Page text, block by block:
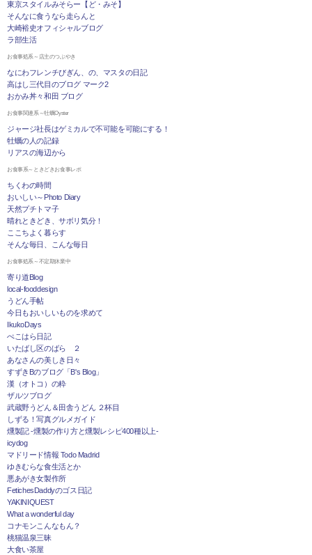
東京スタイルみそらー【ど・みそ】
そんなに食うなら走らんと
大崎裕史オフィシャルブログ
ラ部生活
お食事処系～店主のつぶやき
なにわフレンチびぎん、の、マスタの日記
高はし三代目のブログ マーク2
おかみ丼々和田 ブログ
お食事関連系～牡蠣Oyster
ジャージ社長はゲミカルで不可能を可能にする！
牡蠣の人の記録
リアスの海辺から
お食事系～ときどきお食事レポ
ちくわの時間
おいしい～Photo Diary
天然プチトマ子
晴れときどき、サボリ気分！
ここちよく暮らす
そんな毎日、こんな毎日
お食事処系～不定期休業中
寄り道Blog
local-fooddesign
うどん手帖
今日もおいしいものを求めて
IkukoDays
ぺこはら日記
いたばし区のばら ２
あなさんの美しき日々
すずきBのブログ「B's Blog」
漢（オトコ）の粋
ザルツブログ
武蔵野うどん＆田舎うどん ２杯目
しずる！写真グルメガイド
燻製記 -燻製の作り方と燻製レシピ400種以上-
icydog
マドリード情報 Todo Madrid
ゆきむらな食生活とか
悪あがき女製作所
FetichesDaddyのゴス日記
YAKINIQUEST
What a wonderful day
コナモンこんなもん？
桃猫温泉三昧
大食い茶屋